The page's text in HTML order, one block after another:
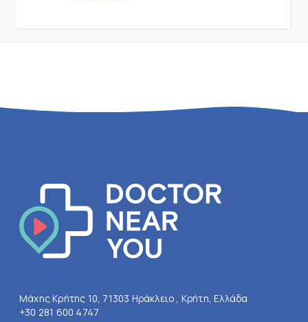
Μάχης Κρήτης 10, 71303 Ηράκλειο , Κρήτη, Ελλάδα
+30 281 600 4747